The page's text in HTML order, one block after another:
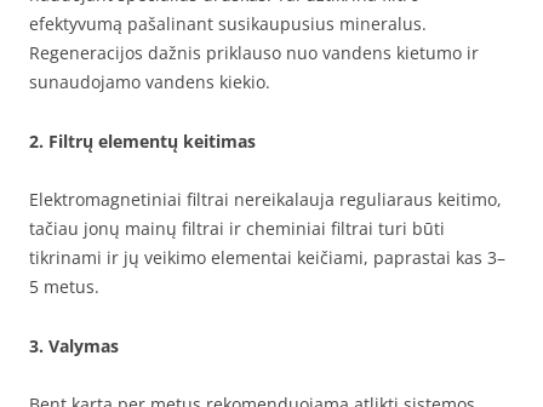
efektyvumą pašalinant susikaupusius mineralus.
Regeneracijos dažnis priklauso nuo vandens kietumo ir
sunaudojamo vandens kiekio.
2. Filtrų elementų keitimas
Elektromagnetiniai filtrai nereikalauja reguliaraus keitimo,
tačiau jonų mainų filtrai ir cheminiai filtrai turi būti
tikrinami ir jų veikimo elementai keičiami, paprastai kas 3–
5 metus.
3. Valymas